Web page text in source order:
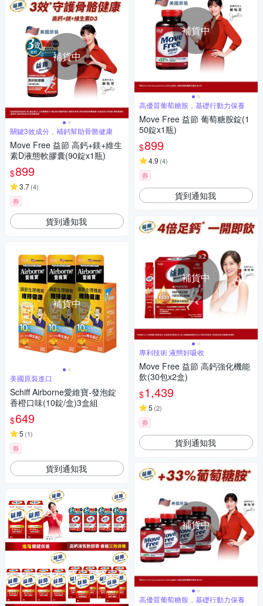
補貨中
關鍵3效成分，補鈣幫助骨骼健康
Move Free 益節 高鈣+鎂+維生
素D液態軟膠囊(90錠x1瓶)
$899
3.7(4)
券
貨到通知我
補貨中
美國原裝進口
Schiff Airborne愛維寶-發泡錠
香橙口味(10錠/盒)3盒組
$649
5 (1)
券
貨到通知我
補貨中
高優質葡萄糖胺，基礎行動力保養
Move Free 益節 葡萄糖胺錠(1
50錠x1瓶)
$899
4.9 (4)
券
貨到通知我
補貨中
專利技術 液態好吸收
Move Free 益節 高鈣強化機能
飲(30包x2盒)
$1,439
5 (2)
券
貨到通知我
補貨中
高優質葡萄糖胺，基礎行動力保養